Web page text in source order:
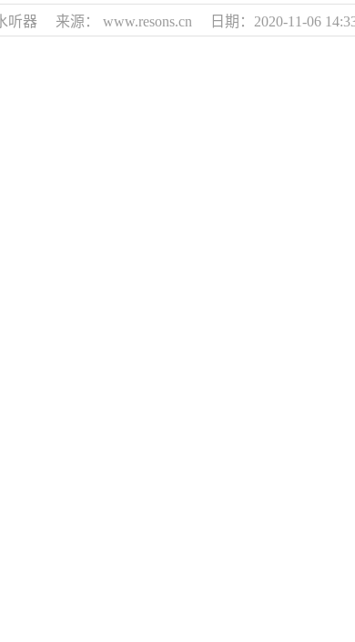
听器 来源： www.resons.cn 日期：2020-11-06